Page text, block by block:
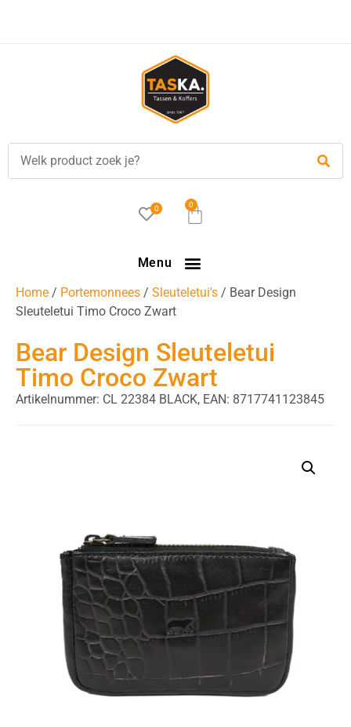
besteld, is vandaag verzonden!
0 0
Menu
Home / Portemonnees / Sleuteletui's / Bear Design
Sleuteletui Timo Croco Zwart
Bear Design Sleuteletui
Timo Croco Zwart
Artikelnummer: CL 22384 BLACK, EAN: 8717741123845